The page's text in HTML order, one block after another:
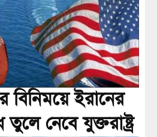
বিনিময়ে ইরানের
নেবে যুক্তরাষ্ট্র